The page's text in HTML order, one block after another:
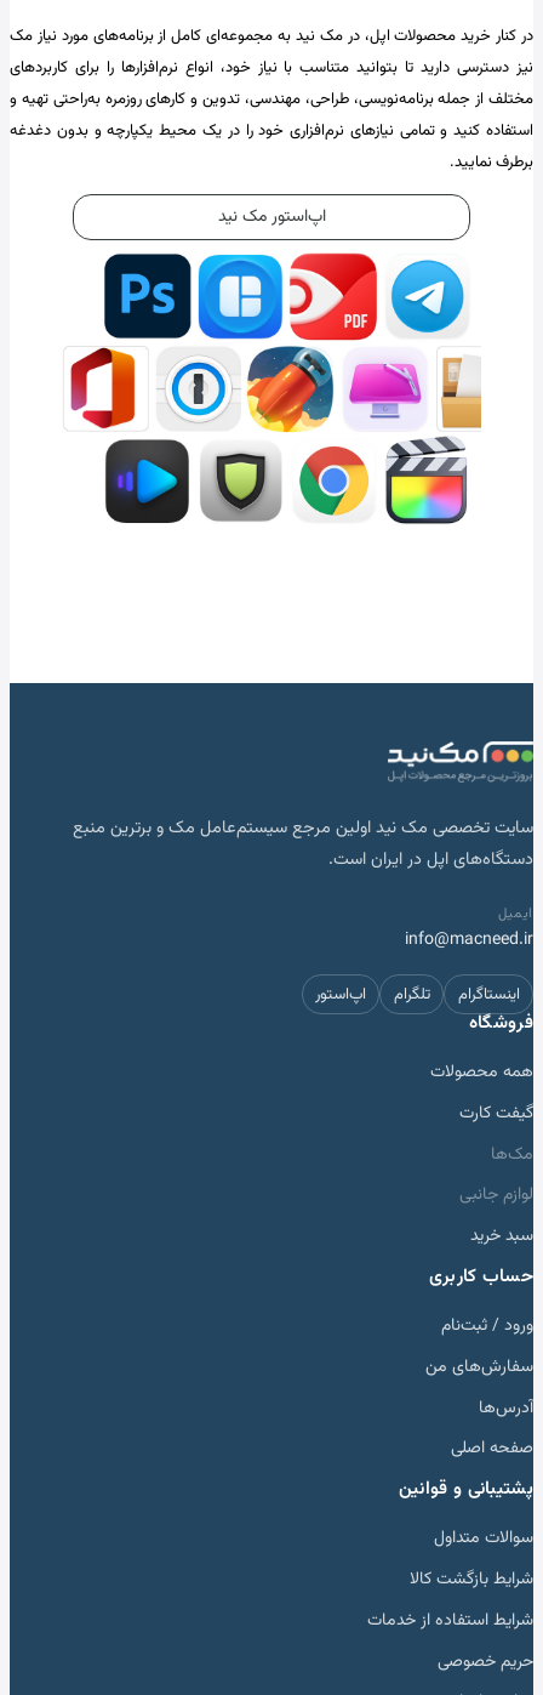
در کنار خرید محصولات اپل، در مک نید به مجموعه‌ای کامل از برنامه‌های مورد نیاز مک
نیز دسترسی دارید تا بتوانید متناسب با نیاز خود، انواع نرم‌افزارها را برای کاربردهای
مختلف از جمله برنامه‌نویسی، طراحی، مهندسی، تدوین و کارهای روزمره به‌راحتی تهیه و
استفاده کنید و تمامی نیازهای نرم‌افزاری خود را در یک محیط یکپارچه و بدون دغدغه
برطرف نمایید.
اپ‌استور مک نید
سایت تخصصی مک نید اولین مرجع سیستم‌عامل مک و برترین منبع
دستگاه‌های اپل در ایران است.
ایمیل
info@macneed.ir
اینستاگرام تلگرام اپ‌استور
فروشگاه
همه محصولات
گیفت کارت
مک‌ها
لوازم جانبی
سبد خرید
حساب کاربری
ورود / ثبت‌نام
سفارش‌های من
آدرس‌ها
صفحه اصلی
پشتیبانی و قوانین
سوالات متداول
شرایط بازگشت کالا
شرایط استفاده از خدمات
حریم خصوصی